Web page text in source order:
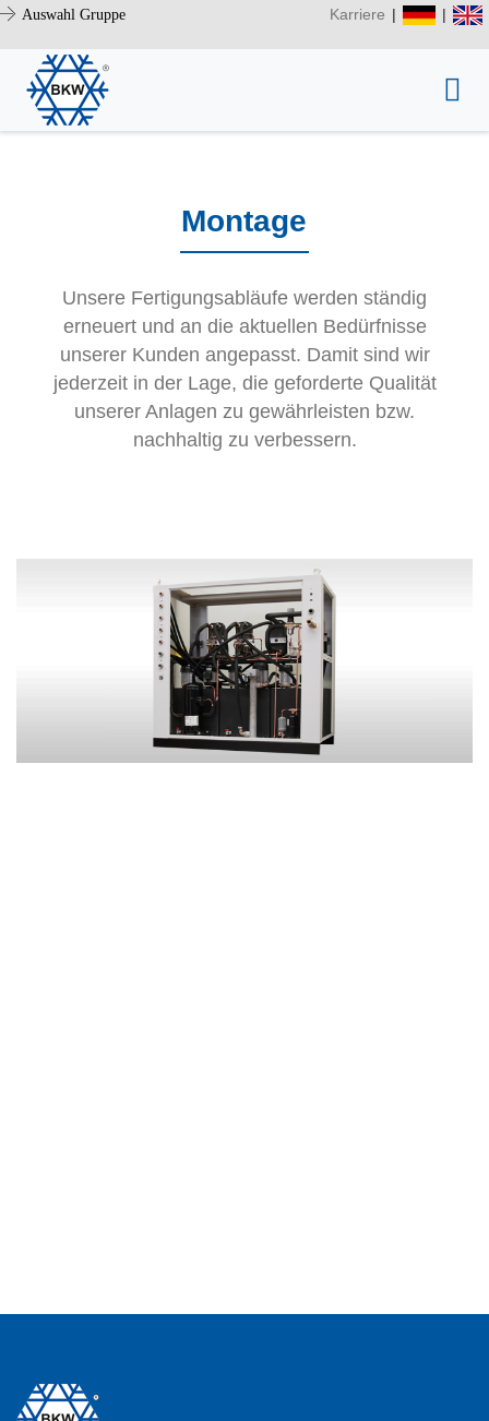
Auswahl Gruppe Karriere | |
Montage
Unsere Fertigungsabläufe werden ständig
erneuert und an die aktuellen Bedürfnisse
unserer Kunden angepasst. Damit sind wir
jederzeit in der Lage, die geforderte Qualität
unserer Anlagen zu gewährleisten bzw.
nachhaltig zu verbessern.